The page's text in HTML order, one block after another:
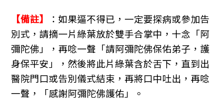
【備註】
：如果逼不得已，一定要探病或參加告
別式，請摘一片綠葉放於雙手合掌中，十念「阿
彌陀佛」，再唸一聲「請阿彌陀佛保佑弟子，護
身保平安」，然後將此片綠葉含於舌下，直到出
醫院門口或告別儀式結束，再將口中吐出，再唸
一聲，「感謝阿彌陀佛護佑」。